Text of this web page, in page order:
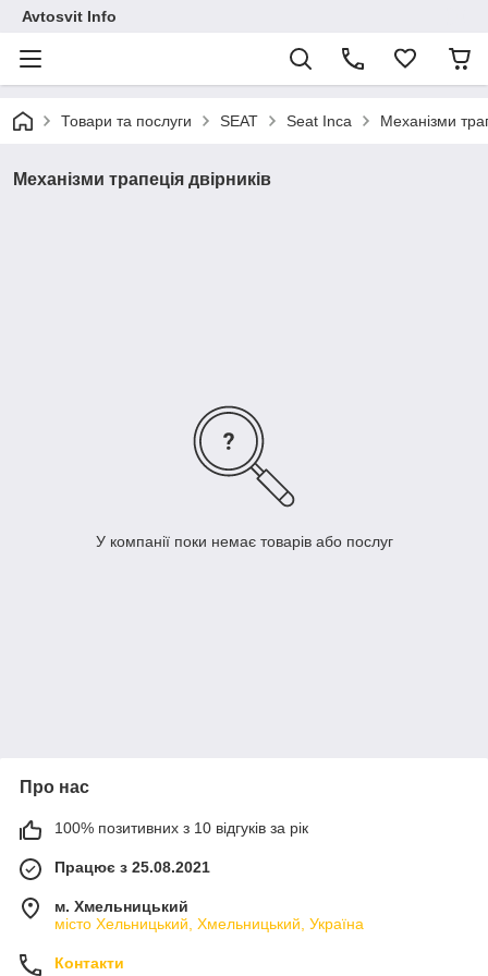
Avtosvit Info
Товари та послуги SEAT Seat Inca Механізми
Механізми трапеція двірників
У компанії поки немає товарів або послуг
Про нас
100% позитивних з 10 відгуків за рік
Працює з 25.08.2021
м. Хмельницький
місто Хельницький, Хмельницький, Україна
Контакти